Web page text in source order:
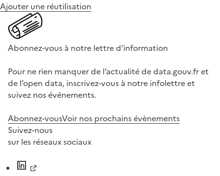
Ajouter une réutilisation
Abonnez-vous à notre lettre d'information
Pour ne rien manquer de l’actualité de data.gouv.fr et
de l’open data, inscrivez-vous à notre infolettre et
suivez nos événements.
Abonnez-vousVoir nos prochains évènements
Suivez-nous
sur les réseaux sociaux